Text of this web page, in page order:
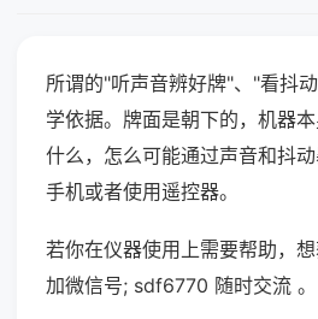
所谓的"听声音辨好牌"、"看抖
学依据。牌面是朝下的，机器
什么，怎么可能通过声音和抖
手机或者使用遥控器。
若你在仪器使用上需要帮助，
加微信号; sdf6770 随时交流 。